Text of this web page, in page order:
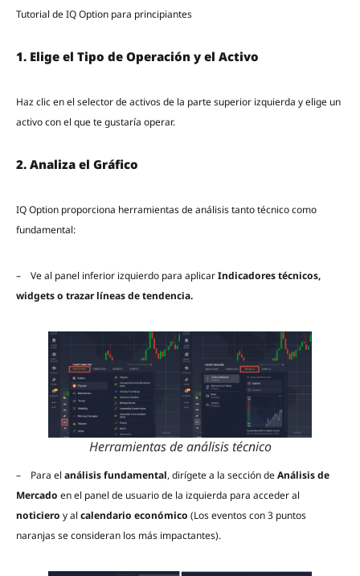
Tutorial de IQ Option para principiantes
1. Elige el Tipo de Operación y el Activo
Haz clic en el selector de activos de la parte superior izquierda y elige un
activo con el que te gustaría operar.
2. Analiza el Gráfico
IQ Option proporciona herramientas de análisis tanto técnico como
fundamental:
– Ve al panel inferior izquierdo para aplicarIndicadores técnicos,
widgets o trazar líneas de tendencia.
Herramientas de análisis técnico
– Para el análisis fundamental, dirígete a la sección deAnálisis de
Mercado en el panel de usuario de la izquierda para acceder al
noticiero y al calendario económico (Los eventos con 3 puntos
naranjas se consideran los más impactantes).